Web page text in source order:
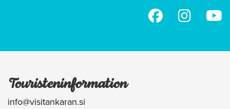
Touristeninformation
info@visitankaran.si